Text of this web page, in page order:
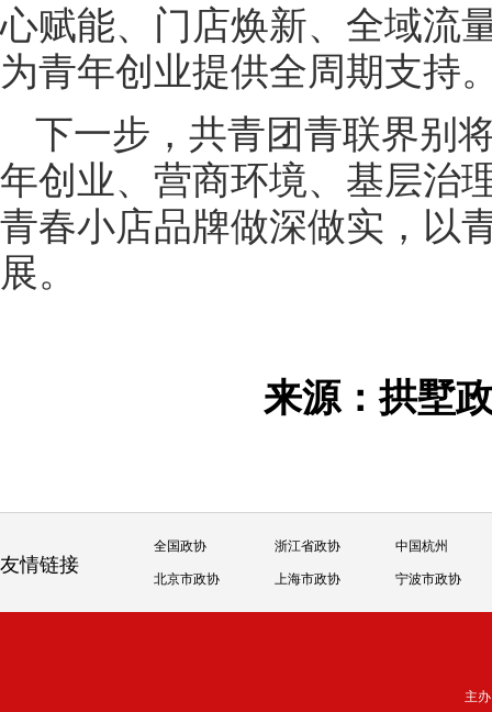
心赋能、门店焕新、全域流
为青年创业提供全周期支持
下一步，共青团青联界别
年创业、营商环境、基层治
青春小店品牌做深做实，以
展。
来源：拱
友情链接
全国政协 浙江省政协 中国杭州
北京市政协 上海市政协 宁波市政协
主